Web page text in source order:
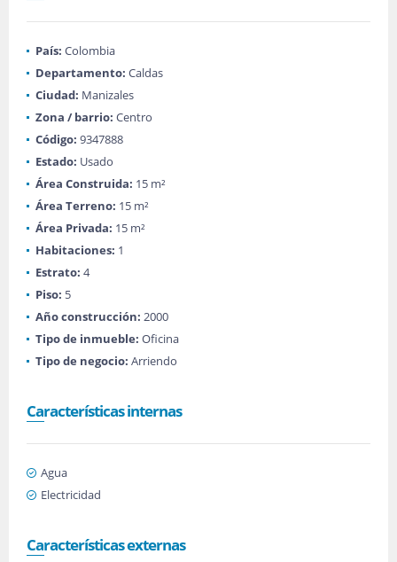
País: Colombia
Departamento: Caldas
Ciudad: Manizales
Zona / barrio: Centro
Código: 9347888
Estado: Usado
Área Construida: 15 m²
Área Terreno: 15 m²
Área Privada: 15 m²
Habitaciones: 1
Estrato: 4
Piso: 5
Año construcción: 2000
Tipo de inmueble: Oficina
Tipo de negocio: Arriendo
Características internas
Agua
Electricidad
Características externas